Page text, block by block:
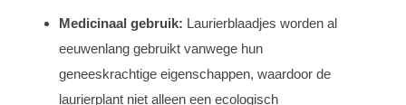
Medicinaal gebruik: Laurierblaadjes worden al
eeuwenlang gebruikt vanwege hun
geneeskrachtige eigenschappen, waardoor de
laurierplant niet alleen een ecologisch